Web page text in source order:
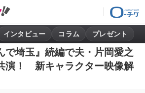
インタビュー コラム プレゼント
で埼玉』続編で夫・片岡愛之
演！ 新キャラクター映像解